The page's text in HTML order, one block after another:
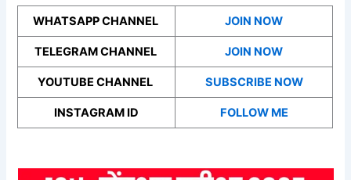
WHATSAPP CHANNEL JOIN NOW
TELEGRAM CHANNEL JOIN NOW
YOUTUBE CHANNEL SUBSCRIBE NOW
INSTAGRAM ID FOLLOW ME